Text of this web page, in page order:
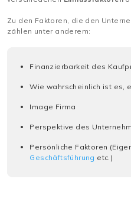
Zu den Faktoren, die den
zählen unter anderem:
Finanzierbarkeit des
Wie wahrscheinlich ist es,
Image Firma
Perspektive des
Persönliche Faktoren
Geschäftsführung etc.)